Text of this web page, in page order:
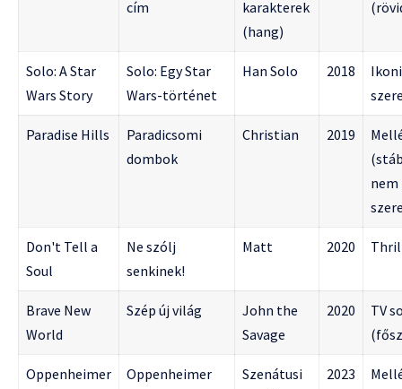
cím
karakterek
(hang)
Solo: A Star
Wars Story
Solo: Egy Star
Wars-történet
Han Solo 2018
Paradise Hills
Paradicsomi
dombok
Christian 2019
nem
Don't Tell a
Soul
Ne szólj
senkinek!
Matt 2020
Brave New
World
Szép új világ
John the
Savage
2020
TV
Oppenheimer Oppenheimer
Szenátusi
2023